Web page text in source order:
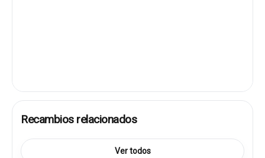
Recambios relacionados
Ver todos